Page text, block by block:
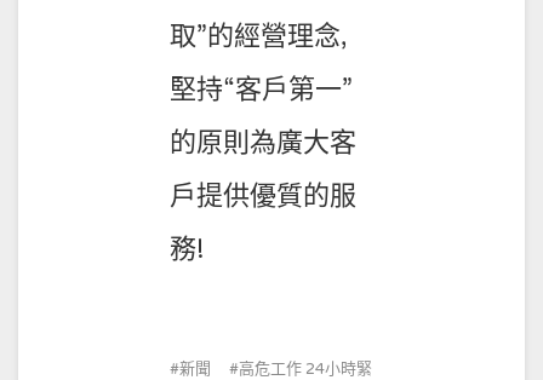
取”的經營理念,
堅持“客戶第一”
的原則為廣大客
戶提供優質的服
務!
新聞 高危工作 24小時緊